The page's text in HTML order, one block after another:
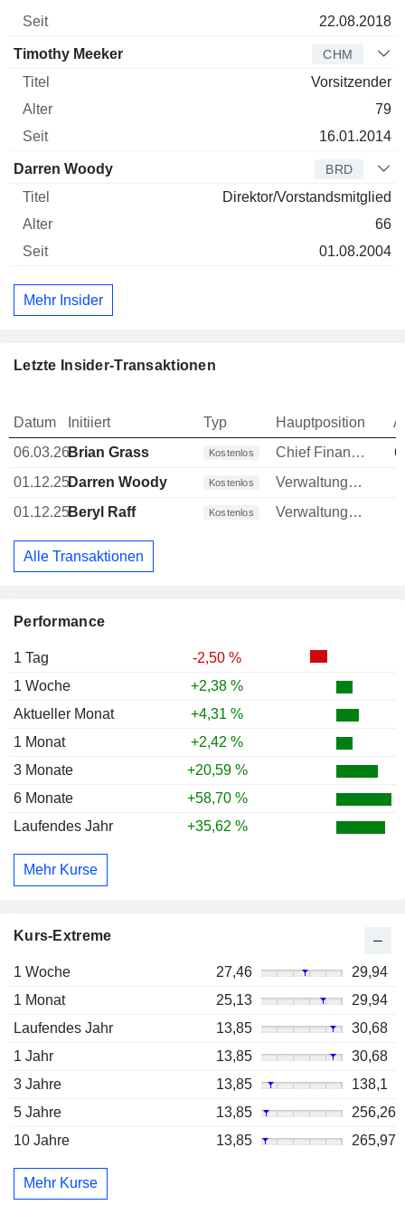
Performance
1 Tag
-2,50 %
1 Woche
+2,38 %
Aktueller Monat
+4,31 %
1 Monat
+2,42 %
3 Monate
+20,59 %
6 Monate
+58,70 %
Laufendes Jahr
+35,62 %
Mehr Kurse
Kurs-Extreme
1 Woche 27,46
29,94
1 Monat
25,13
29,94
Laufendes Jahr
13,85
30,68
1 Jahr
13,85
30,68
3 Jahre
13,85
138,1
5 Jahre
13,85
256,26
10 Jahre
13,85 265,97
Mehr Kurse
22.08.2018
Timothy Meeker CHM
Vorsitzender
79
16.01.2014
Darren Woody BRD
Direktor/Vorstandsmitglied
66
01.08.2004
Mehr Insider
Letzte Insider-Transaktionen
Datum Initiiert Typ Hauptposition
06.03.26Brian Grass Kostenlos Chief Financial Officer (CFO)
01.12.25Darren Woody Kostenlos Verwaltungsratsmitglied
01.12.25Beryl Raff Kostenlos Verwaltungsratsmitglied
Alle Transaktionen